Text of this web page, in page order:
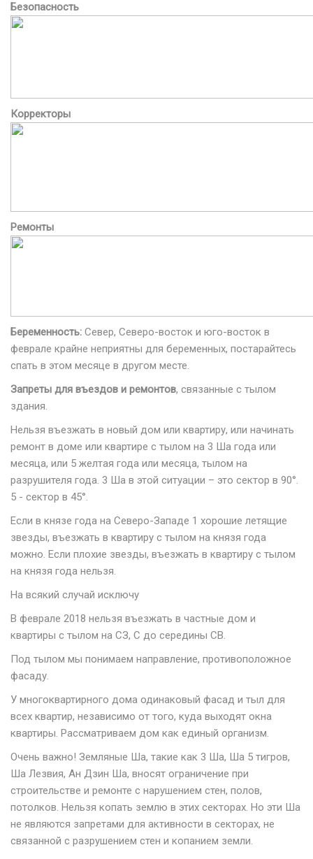
Безопасность
Корректоры
Ремонты
Беременность: Север, Северо-восток и юго-восток в
феврале крайне неприятны для беременных, постарайтесь
спать в этом месяце в другом месте.
Запреты для въездов и ремонтов, связанные с тылом
здания.
Нельзя въезжать в новый дом или квартиру, или начинать
ремонт в доме или квартире с тылом на 3 Ша года или
месяца, или 5 желтая года или месяца, тылом на
разрушителя года. 3 Ша в этой ситуации – это сектор в 90°.
5 - сектор в 45°.
Если в князе года на Северо-Западе 1 хорошие летящие
звезды, въезжать в квартиру с тылом на князя года
можно. Если плохие звезды, въезжать в квартиру с тылом
на князя года нельзя.
На всякий случай исключу
В феврале 2018 нельзя въезжать в частные дом и
квартиры с тылом на СЗ, С до середины СВ.
Под тылом мы понимаем направление, противоположное
фасаду.
У многоквартирного дома одинаковый фасад и тыл для
всех квартир, независимо от того, куда выходят окна
квартиры. Рассматриваем дом как единый организм.
Очень важно! Земляные Ша, такие как 3 Ша, Ша 5 тигров,
Ша Лезвия, Ан Дзин Ша, вносят ограничение при
строительстве и ремонте с нарушением стен, полов,
потолков. Нельзя копать землю в этих секторах. Но эти Ша
не являются запретами для активности в секторах, не
связанной с разрушением стен и копанием земли.